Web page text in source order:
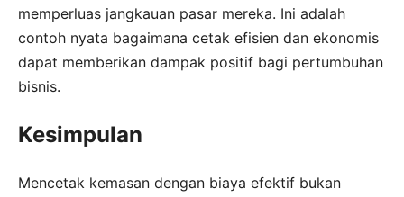
memperluas jangkauan pasar mereka. Ini adalah
contoh nyata bagaimana cetak efisien dan ekonomis
dapat memberikan dampak positif bagi pertumbuhan
bisnis.
Kesimpulan
Mencetak kemasan dengan biaya efektif bukan